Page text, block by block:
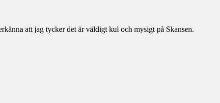
att jag tycker det är väldigt kul och mysigt på Skansen.